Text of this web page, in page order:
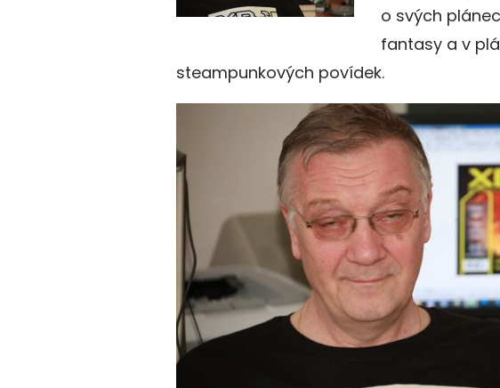
o svých
fantasy a v
steampunkových povídek.